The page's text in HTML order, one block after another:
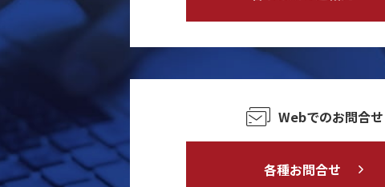
Webでのお問合せ
各種お問合せ